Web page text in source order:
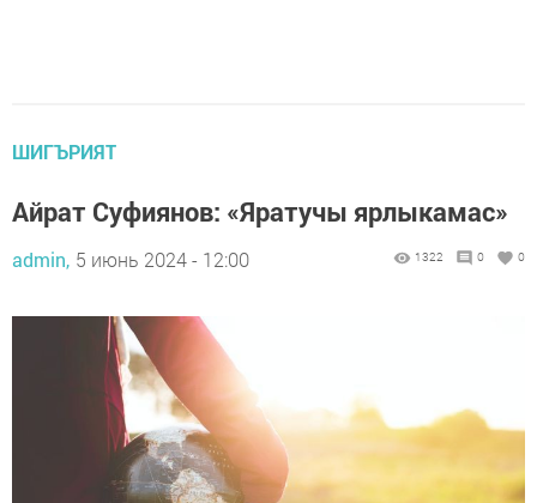
ШИГЪРИЯТ
Айрат Суфиянов: «Яратучы ярлыкамас»
admin, 5 июнь 2024 - 12:00 1322 0 0